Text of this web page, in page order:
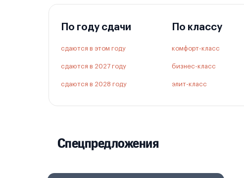
По году сдачи
сдаются в этом году
сдаются в 2027 году
сдаются в 2028 году
По классу
комфорт-класс
бизнес-класс
элит-класс
Спецпредложения